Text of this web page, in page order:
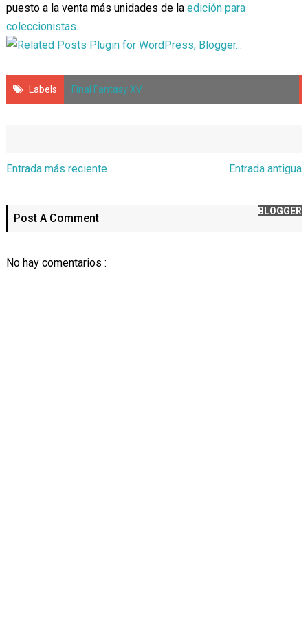
puesto a la venta más unidades de la edición para
coleccionistas.
Labels Final Fantasy XV
Entrada más reciente Entrada antigua
Post A Comment
BLOGGER
No hay comentarios :